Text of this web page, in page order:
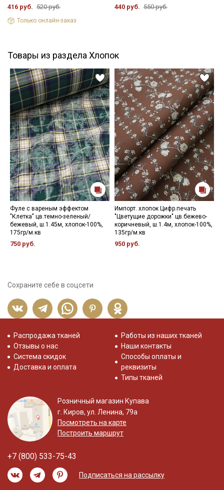
416 руб. 520 руб.
Только онлайн-заказ
440 руб. 550 руб.
Товары из раздела Хлопок
Фуле с вареным эффектом
"Клетка" цв.темно-зеленый/
бежевый, ш.1.45м, хлопок-100%,
175гр/м.кв
750 руб.
Импорт. хлопок Цифр.печать
"Цветущие дорожки" цв.бежево-
коричневый, ш.1.4м, хлопок-100%,
135гр/м.кв
950 руб.
Сохраните себе в соцсети
Распродажа тканей
Отзывы о нас
Система скидок
Доставка и оплата
Работы из наших тканей
Наши контакты
Способы оплаты и
реквизиты
Типы тканей
Розничный магазин Купава
г. Киров, ул. Ленина, 79а
Посмотреть на карте
Построить маршрут
+7 (800) 533-75-43
Подписаться на рассылку